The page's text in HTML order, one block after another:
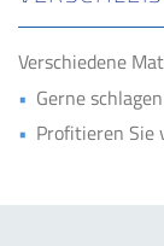
Verschiedene
Gerne
Profitieren Sie